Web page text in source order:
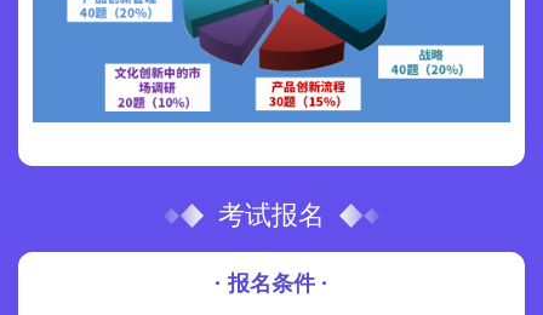
考试报名
· 报名条件 ·